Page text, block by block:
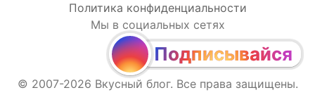
Политика конфиденциальности
Мы в социальных сетях
Подписывайся
© 2007-2026 Вкусный блог. Все права защищены.